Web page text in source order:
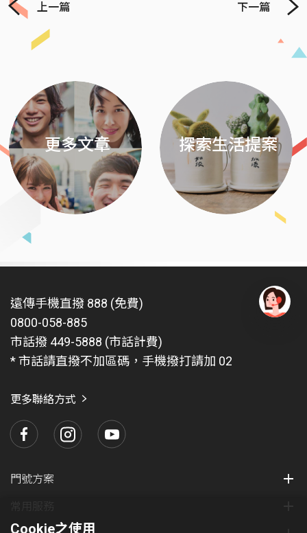
上一篇 下一篇
更多文章 探索生活提案
Next
遠傳手機直撥 888 (免費)
0800-058-885
市話撥 449-5888 (市話計費)
* 市話請直撥不加區碼，手機撥打請加 02
更多聯絡方式
門號方案
Cookie之使用